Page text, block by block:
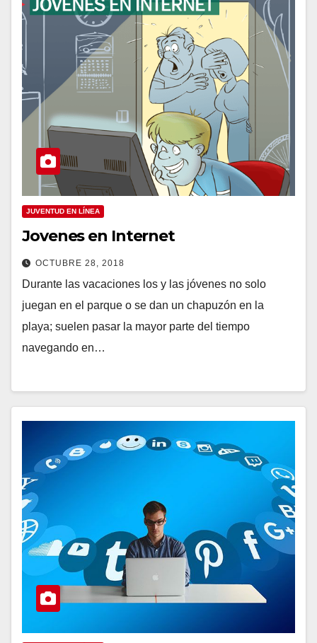
JUVENTUD EN LÍNEA
Jovenes en Internet
OCTUBRE 28, 2018
Durante las vacaciones los y las jóvenes no solo
juegan en el parque o se dan un chapuzón en la
playa; suelen pasar la mayor parte del tiempo
navegando en…